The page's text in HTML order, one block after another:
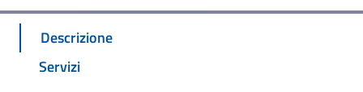
Descrizione
Servizi